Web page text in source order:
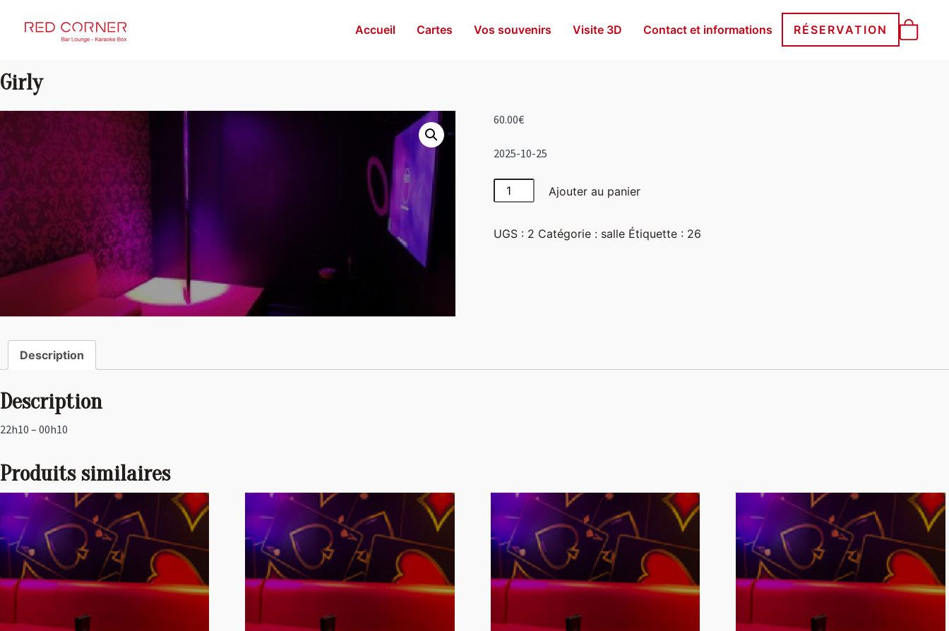
RED CORNER Accueil Cartes Vos souvenirs Visite 3D Contact et informations RÉSERVATION
Girly
60.00€
2025-10-25
quantité
de
Ajouter au panier
UGS : 2 Catégorie : salle Étiquette : 26
Description
Description
22h10 – 00h10
Produits similaires